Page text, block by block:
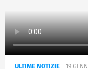
ULTIME NOTIZIE 19